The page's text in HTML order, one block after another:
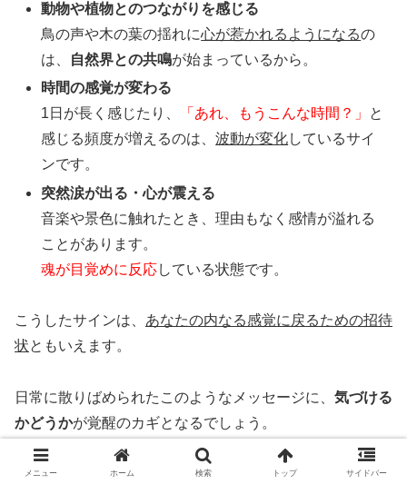
動物や植物とのつながりを感じる
鳥の声や木の葉の揺れに心が惹かれるようになるの
は、
自然界との共鳴が始まっているから。
時間の感覚が変わる
1日が長く感じたり、
「あれ、もうこんな時間？」
と
感じる頻度が増えるのは、波動が変化しているサイ
ンです。
突然涙が出る・心が震える
音楽や景色に触れたとき、理由もなく感情が溢れる
ことがあります。
魂が目覚めに反応している状態です。
こうしたサインは、 あなたの内なる感覚に戻るための招待
状ともいえます。
日常に散りばめられたこのようなメッセージに、 気づける
かどうかが覚醒のカギとなるでしょう。
メニュー ホーム 検索 トップ サイドバー